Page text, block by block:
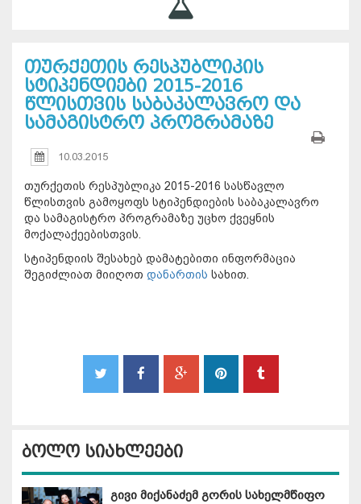
თურქეთის რესპუბლიკის
სტიპენდიები 2015-2016
წლისთვის საბაკალავრო და
სამაგისტრო პროგრამაზე
10.03.2015
თურქეთის რესპუბლიკა 2015-2016 სასწავლო
წლისთვის გამოყოფს სტიპენდიების საბაკალავრო
და სამაგისტრო პროგრამაზე უცხო ქვეყნის
მოქალაქეებისთვის.
სტიპენდიის შესახებ დამატებითი ინფორმაცია
შეგიძლიათ მიიღოთ დანართის სახით.
ბოლო სიახლეები
გივი მიქანაძემ გორის სახელმწიფო